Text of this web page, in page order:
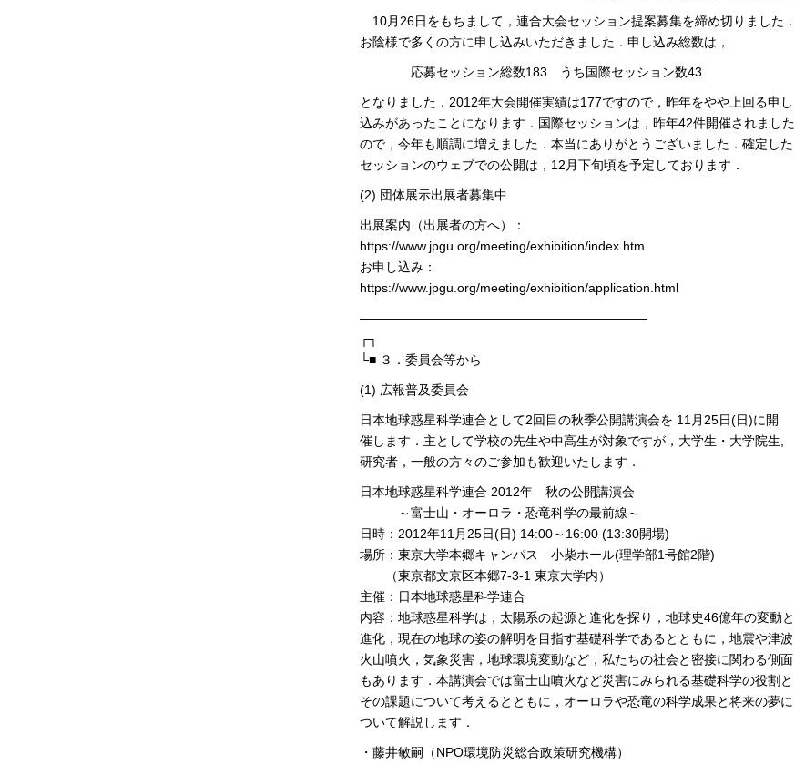
10月26日をもちまして，連合大会セッション提案募集を締め切りました．
お陰様で多くの方に申し込みいただきました．申し込み総数は，
応募セッション総数183 うち国際セッション数43
となりました．2012年大会開催実績は177ですので，昨年をやや上回る申し
込みがあったことになります．国際セッションは，昨年42件開催されました
ので，今年も順調に増えました．本当にありがとうございました．確定した
セッションのウェブでの公開は，12月下旬頃を予定しております．
(2) 団体展示出展者募集中
出展案内（出展者の方へ）：
https://www.jpgu.org/meeting/exhibition/index.htm
お申し込み：
https://www.jpgu.org/meeting/exhibition/application.html
——————————————————————–
┌┐
└■ ３．委員会等から
(1) 広報普及委員会
日本地球惑星科学連合として2回目の秋季公開講演会を 11月25日(日)に開
催します．主として学校の先生や中高生が対象ですが，大学生・大学院生,
研究者，一般の方々のご参加も歓迎いたします．
日本地球惑星科学連合 2012年 秋の公開講演会
～富士山・オーロラ・恐竜科学の最前線～
日時：2012年11月25日(日) 14:00～16:00 (13:30開場)
場所：東京大学本郷キャンパス 小柴ホール(理学部1号館2階)
（東京都文京区本郷7-3-1 東京大学内）
主催：日本地球惑星科学連合
内容：地球惑星科学は，太陽系の起源と進化を探り，地球史46億年の変動と
進化，現在の地球の姿の解明を目指す基礎科学であるとともに，地震や津波
火山噴火，気象災害，地球環境変動など，私たちの社会と密接に関わる側面
もあります．本講演会では富士山噴火など災害にみられる基礎科学の役割と
その課題について考えるとともに，オーロラや恐竜の科学成果と将来の夢に
ついて解説します．
・藤井敏嗣（NPO環境防災総合政策研究機構）